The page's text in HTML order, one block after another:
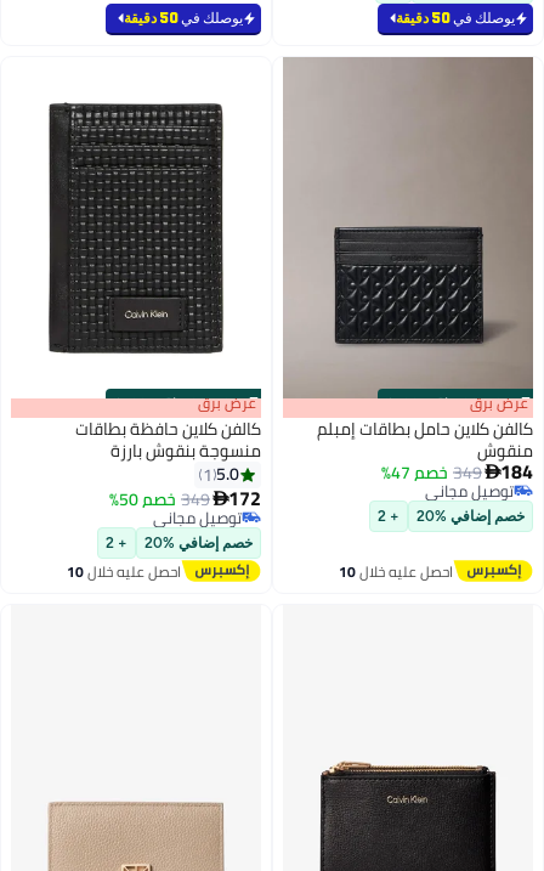
يوصلك في 50 دقيقة يوصلك في 50 دقيقة
00m:00s
·باقي 100% عرض برق
كالفن كلاين حامل بطاقات إمبلم
منقوش
184
349خصم 47%
توصيل مجاني
توصيل مجاني
خصم إضافي %20 + 2
احصل عليه خلال10
00m:00s
·باقي 100% عرض برق
كالفن كلاين حافظة بطاقات
منسوجة بنقوش بارزة
5.0
1
172
349خصم 50%
توصيل مجاني
توصيل مجاني
خصم إضافي %20 + 2
احصل عليه خلال10